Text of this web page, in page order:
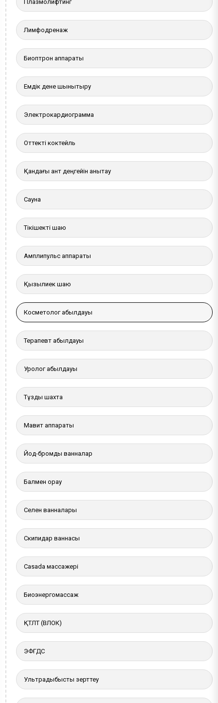
Плазмолифтинг
Лимфодренаж
Биоптрон аппараты
Емдік дене шынықтыру
Электрокардиограмма
Оттекті коктейль
Қандағы қант деңгейін анықтау
Сауна
Тікішекті шаю
Амплипульс аппараты
Қызылиек шаю
Косметолог қабылдауы
Терапевт қабылдауы
Уролог қабылдауы
Тұзды шахта
Мавит аппараты
Йод-бромды ванналар
Балмен орау
Селен ванналары
Скипидар ваннасы
Casada массажері
Биоэнергомассаж
ҚТЛТ (ВЛОК)
ЭФГДС
Ультрадыбыстық зерттеу